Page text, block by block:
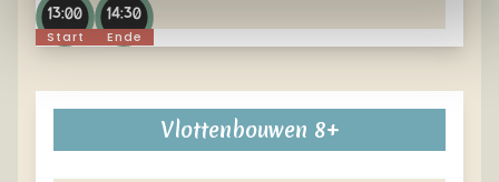
Start
13:00
Ende
14:30
Vlottenbouwen 8+